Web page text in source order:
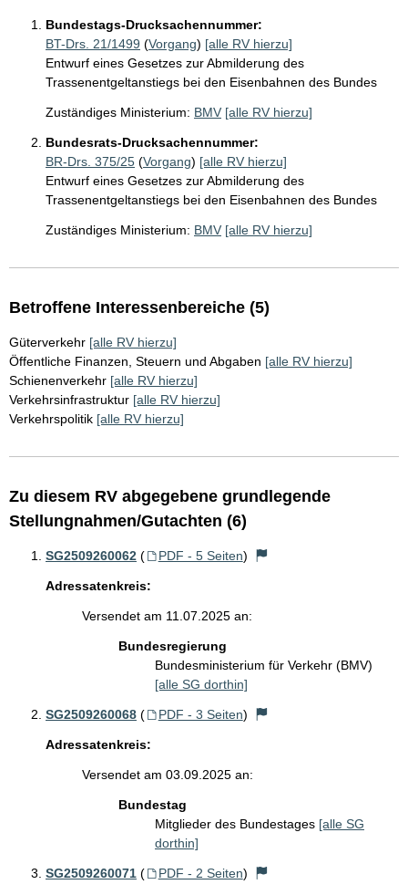
Bundestags-Drucksachennummer:
BT-Drs. 21/1499 (Vorgang) [alle RV hierzu]
Entwurf eines Gesetzes zur Abmilderung des
Trassenentgeltanstiegs bei den Eisenbahnen des Bundes
Zuständiges Ministerium: BMV [alle RV hierzu]
Bundesrats-Drucksachennummer:
BR-Drs. 375/25 (Vorgang) [alle RV hierzu]
Entwurf eines Gesetzes zur Abmilderung des
Trassenentgeltanstiegs bei den Eisenbahnen des Bundes
Zuständiges Ministerium: BMV [alle RV hierzu]
Betroffene Interessenbereiche (5)
Güterverkehr [alle RV hierzu]
Öffentliche Finanzen, Steuern und Abgaben [alle RV hierzu]
Schienenverkehr [alle RV hierzu]
Verkehrsinfrastruktur [alle RV hierzu]
Verkehrspolitik [alle RV hierzu]
Zu diesem RV abgegebene grundlegende
Stellungnahmen/Gutachten (6)
SG2509260062 ( PDF - 5 Seiten)
Adressatenkreis:
Versendet am 11.07.2025 an:
Bundesregierung
Bundesministerium für Verkehr (BMV)
[alle SG dorthin]
SG2509260068 ( PDF - 3 Seiten)
Adressatenkreis:
Versendet am 03.09.2025 an:
Bundestag
Mitglieder des Bundestages [alle SG
dorthin]
SG2509260071 ( PDF - 2 Seiten)